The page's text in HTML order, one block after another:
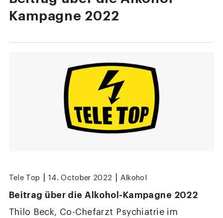
Kampagne 2022
Tele Top 14. October 2022 Alkohol
Beitrag über die Alkohol-Kampagne 2022
Thilo Beck, Co-Chefarzt Psychiatrie im